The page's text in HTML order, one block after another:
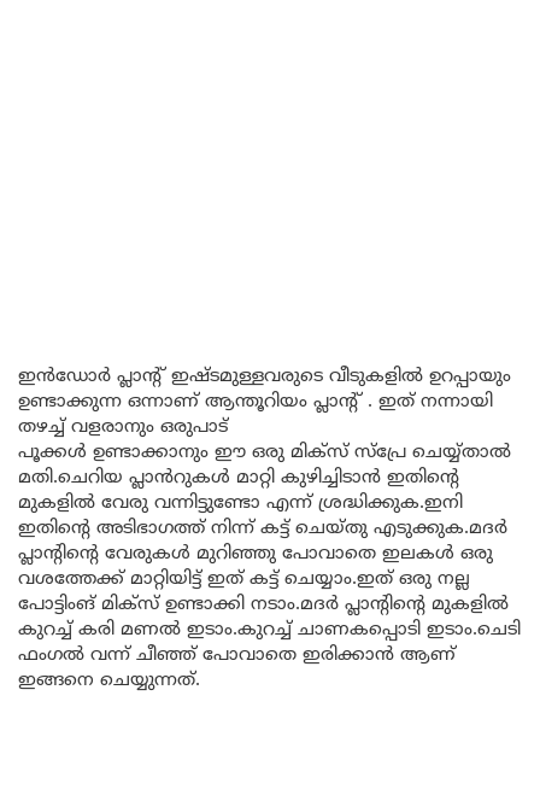
ഇൻഡോർ പ്ലാന്റ് ഇഷ്ടമുള്ളവരുടെ വീടുകളിൽ ഉറപ്പായും
ഉണ്ടാക്കുന്ന ഒന്നാണ് ആന്തൂറിയം പ്ലാൻ്റ് . ഇത് നന്നായി
തഴച്ച് വളരാനും ഒരുപാട്
പൂക്കൾ ഉണ്ടാക്കാനും ഈ ഒരു മിക്സ് സ്പ്രേ ചെയ്യ്താൽ
മതി.ചെറിയ പ്ലാൻറുകൾ മാറ്റി കുഴിച്ചിടാൻ ഇതിന്റെ
മുകളിൽ വേരു വന്നിട്ടുണ്ടോ എന്ന് ശ്രദ്ധിക്കുക.ഇനി
ഇതിന്റെ അടിഭാഗത്ത് നിന്ന് കട്ട് ചെയ്തു എടുക്കുക.മദർ
പ്ലാന്റിൻ്റെ വേരുകൾ മുറിഞ്ഞു പോവാതെ ഇലകൾ ഒരു
വശത്തേക്ക് മാറ്റിയിട്ട് ഇത് കട്ട് ചെയ്യാം.ഇത് ഒരു നല്ല
പോട്ടിംങ് മിക്സ് ഉണ്ടാക്കി നടാം.മദർ പ്ലാന്റിൻ്റെ മുകളിൽ
കുറച്ച് കരി മണൽ ഇടാം.കുറച്ച് ചാണകപ്പൊടി ഇടാം.ചെടി
ഫംഗൽ വന്ന് ചീഞ്ഞ് പോവാതെ ഇരിക്കാൻ ആണ്
ഇങ്ങനെ ചെയ്യുന്നത്.